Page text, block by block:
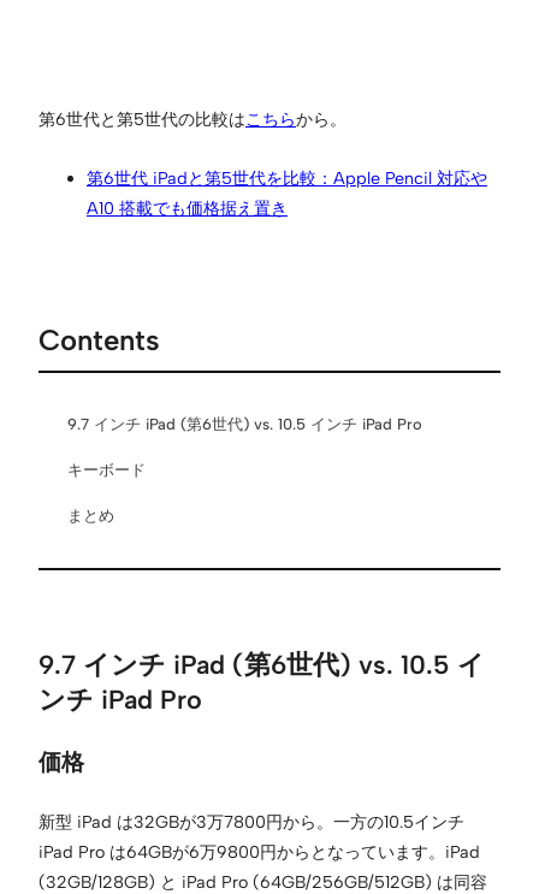
第6世代と第5世代の比較はこちらから。
第6世代 iPadと第5世代を比較：Apple Pencil 対応や
A10 搭載でも価格据え置き
Contents
9.7 インチ iPad (第6世代) vs. 10.5 インチ iPad Pro
キーボード
まとめ
9.7 インチ iPad (第6世代) vs. 10.5 イ
ンチ iPad Pro
価格
新型 iPad は32GBが3万7800円から。一方の10.5インチ
iPad Pro は64GBが6万9800円からとなっています。iPad
(32GB/128GB) と iPad Pro (64GB/256GB/512GB) は同容